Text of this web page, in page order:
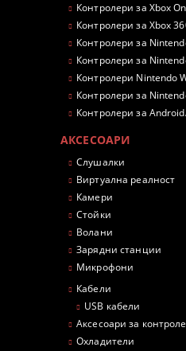
Контролери за Xbox
Контролери за Xbox
Контролери за
Контролери за
Контролери Nintendo
Контролери за
Контролери за
АКСЕСОАРИ
Слушалки
Виртуална реалност
Камери
Стойки
Волани
Зарядни станции
Микрофони
Кабели
USB кабели
Аксесоари за
Охладители